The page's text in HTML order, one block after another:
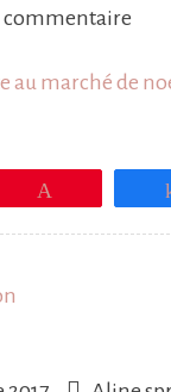
commentaire
au
de
au marché de